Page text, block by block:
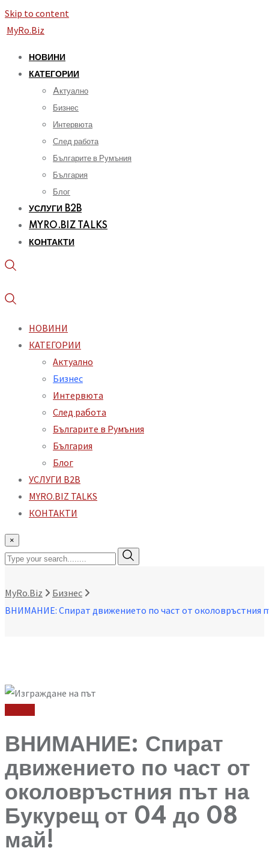
Skip to content
MyRo.Biz
НОВИНИ
КАТЕГОРИИ
Aктуално
Бизнес
Интервюта
След работа
Българите в Румъния
България
Блог
УСЛУГИ B2B
MYRO.BIZ TALKS
КОНТАКТИ
НОВИНИ
КАТЕГОРИИ
Aктуално
Бизнес
Интервюта
След работа
Българите в Румъния
България
Блог
УСЛУГИ B2B
MYRO.BIZ TALKS
КОНТАКТИ
×
MyRo.Biz Бизнес
ВНИМАНИЕ: Спират
движението по част от
околовръстния път на
Букурещ от 04 до 08
май!